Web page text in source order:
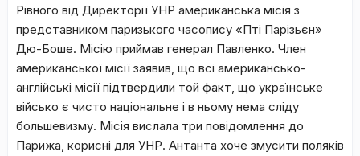
Рівного від Директорії УНР американська місія з
представником паризького часопису «Пті Парізьєн»
Дю-Боше. Місію приймав генерал Павленко. Член
американської місії заявив, що всі американсько-
англійські місії підтвердили той факт, що українське
військо є чисто національне і в ньому нема сліду
большевизму. Місія вислала три повідомлення до
Парижа, корисні для УНР. Антанта хоче змусити поляків